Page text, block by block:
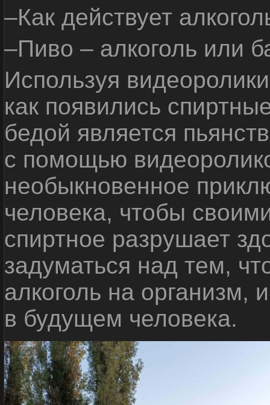
–Как действует
–Пиво – алкоголь или
Используя
как появились
бедой является
с помощью
необыкновенное
человека, чтобы
спиртное разрушает
задуматься над тем,
алкоголь на организм,
в будущем человека.